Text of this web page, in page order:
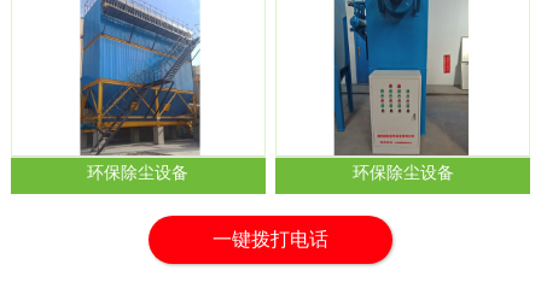
环保除尘设备 环保除尘设备
一键拨打电话